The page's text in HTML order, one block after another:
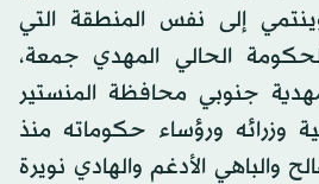
إلى نفس المنطقة التي
الحالي المهدي جمعة،
جنوبي محافظة المنستير
وزرائه ورؤساء حكوماته منذ
والباهي الأدغم والهادي نويرة